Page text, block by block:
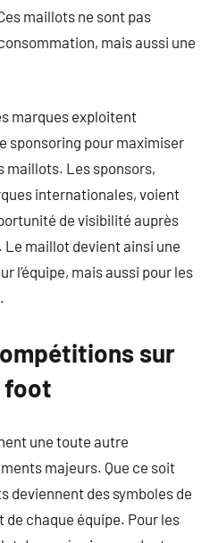
maillots ne sont pas
mais aussi une
marques exploitent
sponsoring pour maximiser
maillots. Les sponsors,
internationales, voient
de visibilité auprès
Le maillot devient ainsi une
l’équipe, mais aussi pour les
sur
foot
une toute autre
majeurs. Que ce soit
deviennent des symboles de
de chaque équipe. Pour les